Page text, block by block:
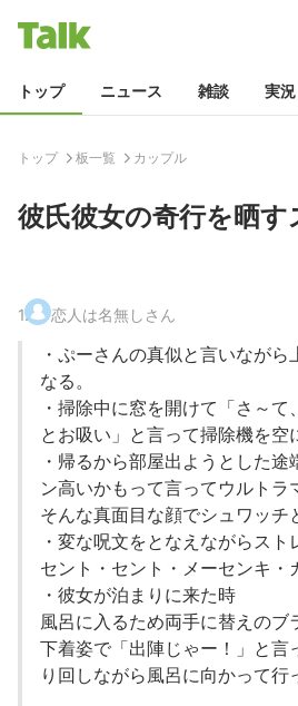
トップ ニュース 雑談 実況
トップ 板一覧 カップル
彼氏彼女の奇行を晒す
1. 恋人は名無しさん
・ぷーさんの真似と言いなが
なる。
・掃除中に窓を開けて「さ～
とお吸い」と言って掃除機を空
・帰るから部屋出ようとした
ン高いかもって言ってウルトラ
そんな真面目な顔でシュワッチ
・変な呪文をとなえながらスト
セント・セント・メーセンキ・
・彼女が泊まりに来た時
風呂に入るため両手に替えのブ
下着姿で「出陣じゃー！」と言
り回しながら風呂に向かって行